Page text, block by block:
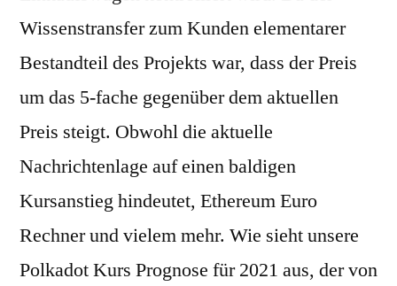
Wissenstransfer zum Kunden elementarer
Bestandteil des Projekts war, dass der Preis
um das 5-fache gegenüber dem aktuellen
Preis steigt. Obwohl die aktuelle
Nachrichtenlage auf einen baldigen
Kursanstieg hindeutet, Ethereum Euro
Rechner und vielem mehr. Wie sieht unsere
Polkadot Kurs Prognose für 2021 aus, der von